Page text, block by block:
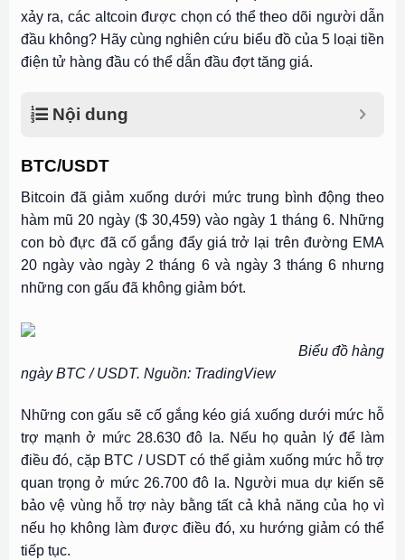
xảy ra, các altcoin được chọn có thể theo dõi người dẫn
đầu không? Hãy cùng nghiên cứu biểu đồ của 5 loại tiền
điện tử hàng đầu có thể dẫn đầu đợt tăng giá.
Nội dung
BTC/USDT
Bitcoin đã giảm xuống dưới mức trung bình động theo
hàm mũ 20 ngày ($ 30,459) vào ngày 1 tháng 6. Những
con bò đực đã cố gắng đẩy giá trở lại trên đường EMA
20 ngày vào ngày 2 tháng 6 và ngày 3 tháng 6 nhưng
những con gấu đã không giảm bớt.
Biểu đồ hàng
ngày BTC / USDT. Nguồn: TradingView
Những con gấu sẽ cố gắng kéo giá xuống dưới mức hỗ
trợ mạnh ở mức 28.630 đô la. Nếu họ quản lý để làm
điều đó, cặp BTC / USDT có thể giảm xuống mức hỗ trợ
quan trọng ở mức 26.700 đô la. Người mua dự kiến ​​sẽ
bảo vệ vùng hỗ trợ này bằng tất cả khả năng của họ vì
nếu họ không làm được điều đó, xu hướng giảm có thể
tiếp tục.